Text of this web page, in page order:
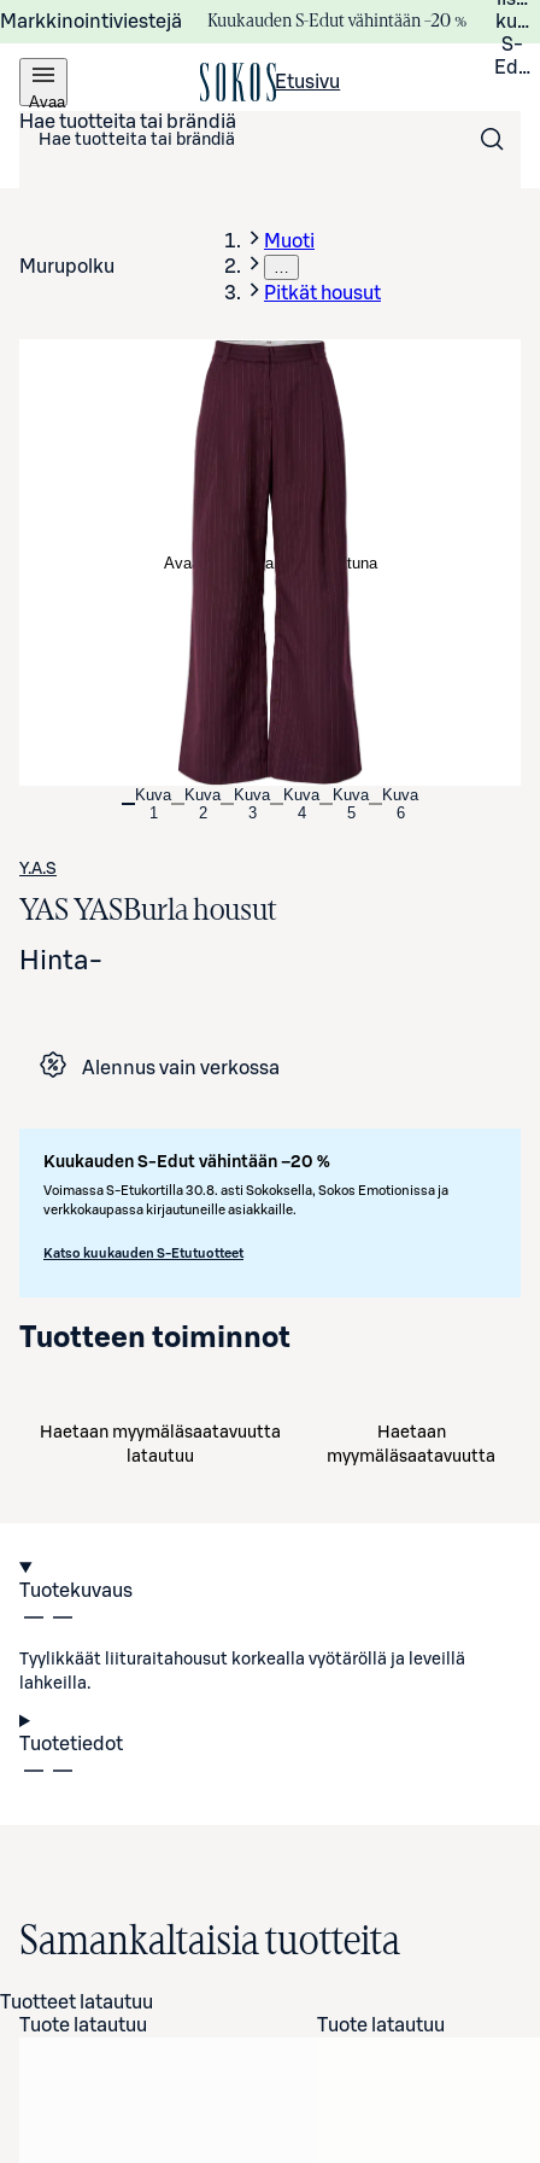
Markkinointiviestejä Kuukauden S-Edut vähintään –20 %
S-
Avaa
valikko
Etusivu
Hae tuotteita tai brändiä
Murupolku
Muoti
…
Pitkät housut
Avaa tuotekuva suurennettuna
Kuva
1
Kuva
2
Kuva
3
Kuva
4
Kuva
5
Kuva
6
Y.A.S
YAS YASBurla housut
Hinta-
Alennus vain verkossa
Kuukauden S-Edut vähintään –20 %
Voimassa S-Etukortilla 30.8. asti Sokoksella, Sokos Emotionissa ja
verkkokaupassa kirjautuneille asiakkaille.
Katso kuukauden S-Etutuotteet
Tuotteen toiminnot
Haetaan myymäläsaatavuutta
latautuu
Haetaan
myymäläsaatavuutta
Tuotekuvaus
Tyylikkäät liituraitahousut korkealla vyötäröllä ja leveillä
lahkeilla.
Tuotetiedot
Samankaltaisia tuotteita
Tuotteet latautuu
Tuote latautuu
Tuote latautuu